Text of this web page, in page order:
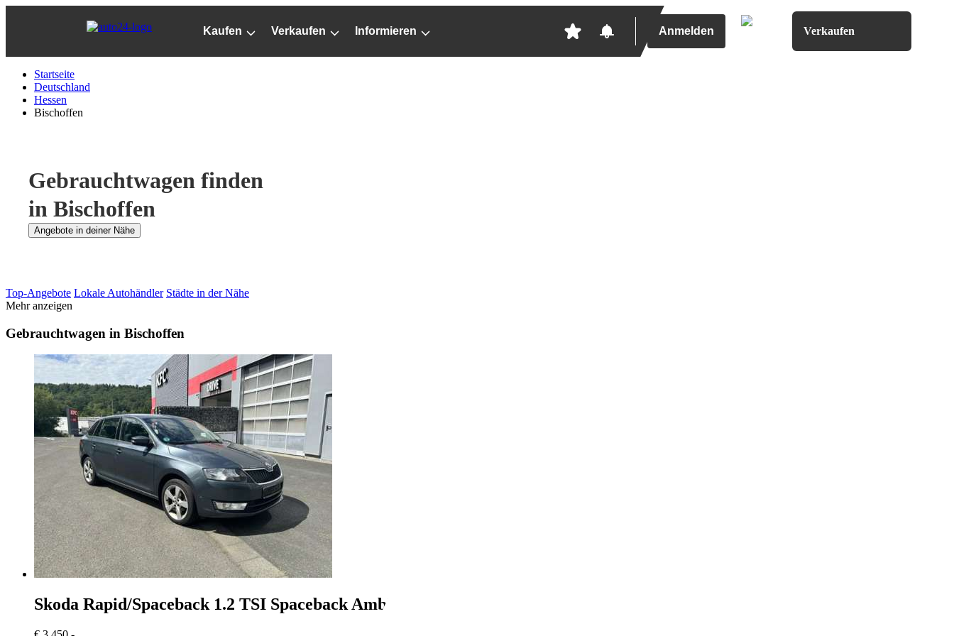
Kaufen Verkaufen Informieren Anmelden Verkaufen
Startseite
Deutschland
Hessen
Bischoffen
Gebrauchtwagen finden
in Bischoffen
Angebote in deiner Nähe
Top-Angebote Lokale Autohändler Städte in der Nähe
Mehr anzeigen
Gebrauchtwagen in Bischoffen
Skoda Rapid/Spaceback 1.2 TSI Spaceback Ambition Klima Alu SHZ